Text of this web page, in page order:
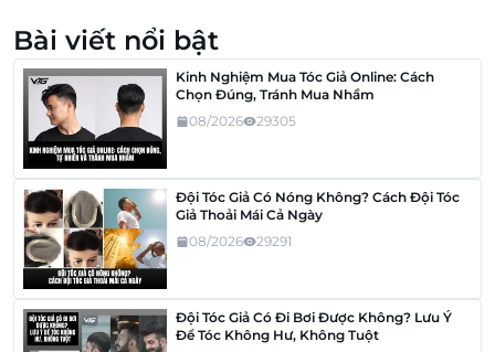
Bài viết nổi bật
Kinh Nghiệm Mua Tóc Giả Online: Cách
Chọn Đúng, Tránh Mua Nhầm
08/2026
29305
Đội Tóc Giả Có Nóng Không? Cách Đội Tóc
Giả Thoải Mái Cả Ngày
08/2026
29291
Đội Tóc Giả Có Đi Bơi Được Không? Lưu Ý
Để Tóc Không Hư, Không Tuột